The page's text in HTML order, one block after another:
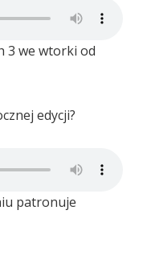
3 we wtorki od
edycji?
patronuje